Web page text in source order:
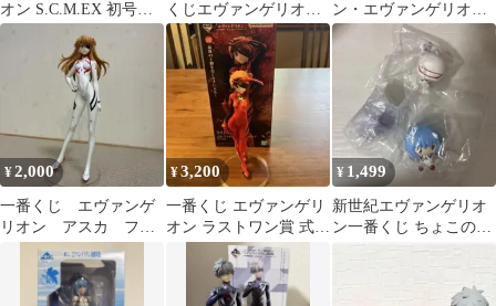
オン S.C.M.EX 初号機
フィギュア
くじエヴァンゲリオン
30thD賞フィギュアアス
カ・ラングレー
ン・エヴァンゲリオン
劇場版 初号機覚醒版 フ
ィギュア
¥2,000
一番くじ エヴァンゲ
リオン アスカ フィ
ギュア 白プラグスー
ツ 新劇場版 箱なし
¥3,200
一番くじ エヴァンゲリ
オン ラストワン賞 式
波・アスカ・ラングレ
¥ 1,499
新世紀エヴァンゲリオ
ン一番くじ ちょこのっ
こ 3点セット